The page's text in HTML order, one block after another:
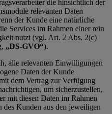
die hinsichtlich der
relevanten Daten
der Kunde eine natürliche
Services im Rahmen einer rein
nutzt (vgl. Art. 2 Abs. 2(c)
„DS-GVO“).
alle relevanten Einwilligungen
Daten der Kunde
dem Vertrag zur Verfügung
um sicherzustellen,
mit diesen Daten im Rahmen
des Kunden aus den jeweiligen